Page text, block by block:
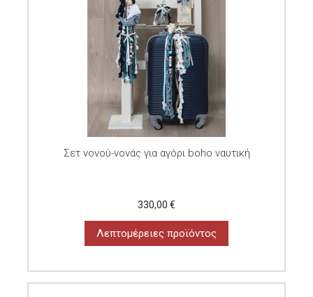
Σετ νονού-νονάς για αγόρι boho ναυτική
330,00 €
Λεπτομέρειες προϊόντος